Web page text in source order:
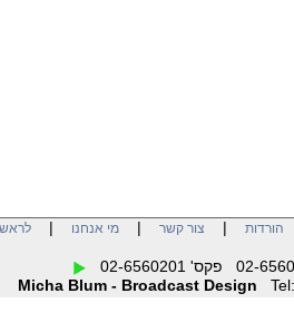
| צור קשר| מי אנחנו| לראש הדף
Micha Blum - Broadcast Design